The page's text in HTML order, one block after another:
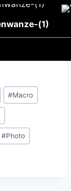
(1)
#Macro
#Photo